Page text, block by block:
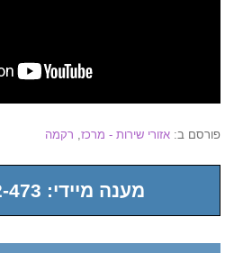
פורסם ב: אזורי שירות - מרכז רקמה
מענה מיידי: 072-3922-473